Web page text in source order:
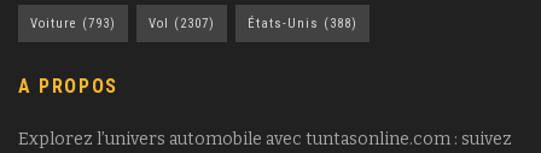
Voiture (793) Vol (2307) États-Unis (388)
A PROPOS
Explorez l’univers automobile avec tuntasonline.com : suivez